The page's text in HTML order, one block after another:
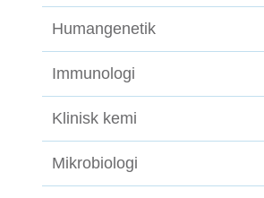
Humangenetik
Immunologi
Klinisk kemi
Mikrobiologi